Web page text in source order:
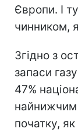
Європи. І
чинником,
Згідно з
запаси
47%
найнижчим
початку,